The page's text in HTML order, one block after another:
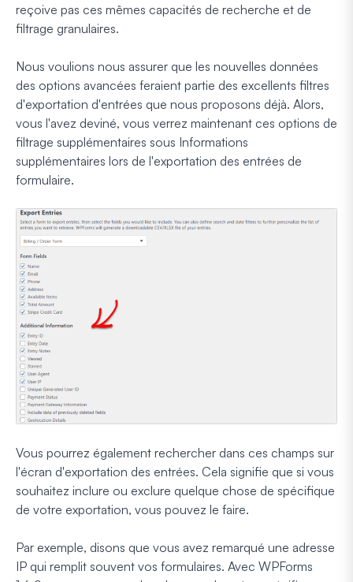
reçoive pas ces mêmes capacités de recherche et de
filtrage granulaires.
Nous voulions nous assurer que les nouvelles données
des options avancées feraient partie des excellents filtres
d'exportation d'entrées que nous proposons déjà. Alors,
vous l'avez deviné, vous verrez maintenant ces options de
filtrage supplémentaires sous Informations
supplémentaires lors de l'exportation des entrées de
formulaire.
Vous pourrez également rechercher dans ces champs sur
l'écran d'exportation des entrées. Cela signifie que si vous
souhaitez inclure ou exclure quelque chose de spécifique
de votre exportation, vous pouvez le faire.
Par exemple, disons que vous avez remarqué une adresse
IP qui remplit souvent vos formulaires. Avec WPForms